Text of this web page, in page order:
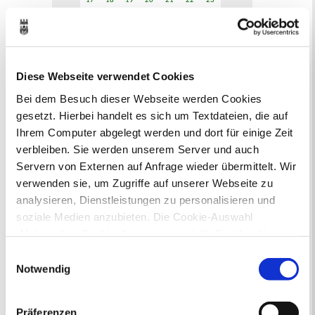
Diese Webseite verwendet Cookies
Bei dem Besuch dieser Webseite werden Cookies
gesetzt. Hierbei handelt es sich um Textdateien, die auf
Ihrem Computer abgelegt werden und dort für einige Zeit
verbleiben. Sie werden unserem Server und auch
Servern von Externen auf Anfrage wieder übermittelt. Wir
verwenden sie, um Zugriffe auf unserer Webseite zu
analysieren, Dienstleistungen zu personalisieren und
soziale Medien anzubieten. Die Cookie-Auswahl
Drittländern (USA) mit unzureichendem
Datenschutzniveau verarbeiten. Es besteht die Gefahr,
dass diese zu Kontroll- und Überwachungszwecken von
Notwendig
Präferenzen
Veranstaltungskategorie
Museen
Ikonen-Museum und die
Kunsthalle.